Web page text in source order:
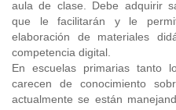
aula de clase. Debe adquirir
que le facilitarán y le
elaboración de materiales
competencia digital.
En escuelas primarias tanto
carecen de conocimiento
actualmente se están